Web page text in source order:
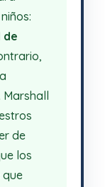
de
Marshall
de
los
que